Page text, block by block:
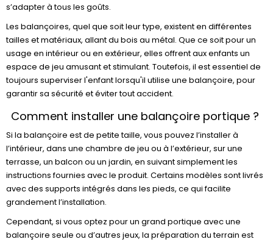
s’adapter à tous les goûts.
Les balançoires, quel que soit leur type, existent en différentes
tailles et matériaux, allant du bois au métal. Que ce soit pour un
usage en intérieur ou en extérieur, elles offrent aux enfants un
espace de jeu amusant et stimulant. Toutefois, il est essentiel de
toujours superviser l'enfant lorsqu'il utilise une balançoire, pour
garantir sa sécurité et éviter tout accident.
Comment installer une balançoire portique ?
Si la balançoire est de petite taille, vous pouvez l’installer à
l’intérieur, dans une chambre de jeu ou à l’extérieur, sur une
terrasse, un balcon ou un jardin, en suivant simplement les
instructions fournies avec le produit. Certains modèles sont livrés
avec des supports intégrés dans les pieds, ce qui facilite
grandement l’installation.
Cependant, si vous optez pour un grand portique avec une
balançoire seule ou d’autres jeux, la préparation du terrain est